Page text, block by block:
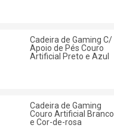
Cadeira de Gaming C/
Apoio de Pés Couro
Artificial Preto e Azul
Cadeira de Gaming
Couro Artificial Branco
e Cor-de-rosa